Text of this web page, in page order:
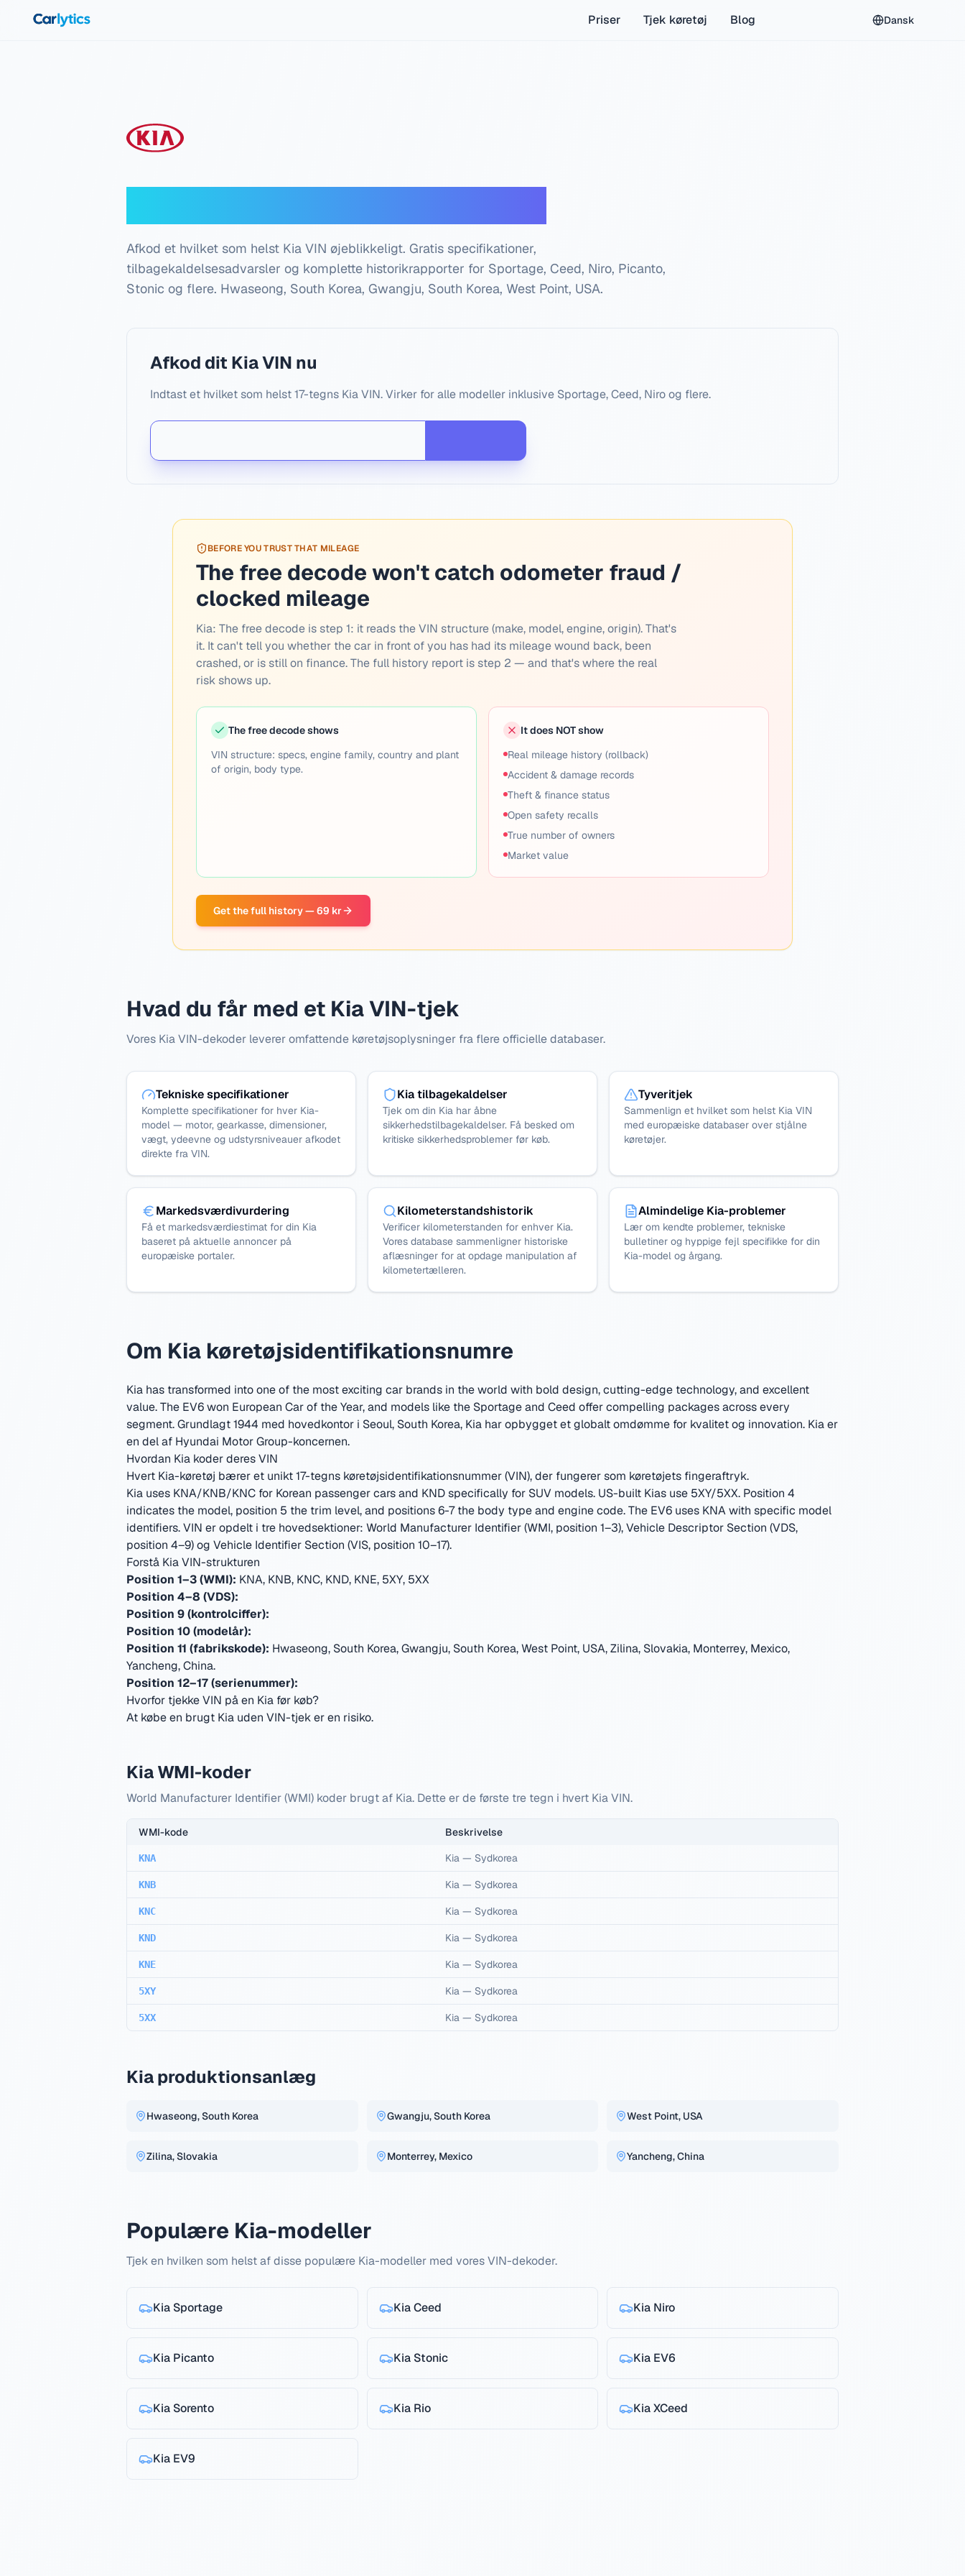
Priser
Tjek køretøj Blog Dansk
Afkod et hvilket som helst Kia VIN øjeblikkeligt. Gratis specifikationer,
tilbagekaldelsesadvarsler og komplette historikrapporter for Sportage, Ceed, Niro, Picanto,
Stonic og flere. Hwaseong, South Korea, Gwangju, South Korea, West Point, USA.
Afkod dit Kia VIN nu
Indtast et hvilket som helst 17-tegns Kia VIN. Virker for alle modeller inklusive Sportage, Ceed, Niro og flere.
BEFORE YOU TRUST THAT MILEAGE
The free decode won't catch odometer fraud /
clocked mileage
Kia: The free decode is step 1: it reads the VIN structure (make, model, engine, origin). That's
it. It can't tell you whether the car in front of you has had its mileage wound back, been
crashed, or is still on finance. The full history report is step 2 — and that's where the real
risk shows up.
The free decode shows
VIN structure: specs, engine family, country and plant
of origin, body type.
It does NOT show
Real mileage history (rollback)
Accident & damage records
Theft & finance status
Open safety recalls
True number of owners
Market value
Get the full history — 69 kr
Hvad du får med et Kia VIN-tjek
Vores Kia VIN-dekoder leverer omfattende køretøjsoplysninger fra flere officielle databaser.
Tekniske specifikationer
Komplette specifikationer for hver Kia-
model — motor, gearkasse, dimensioner,
vægt, ydeevne og udstyrsniveauer afkodet
direkte fra VIN.
Kia tilbagekaldelser
Tjek om din Kia har åbne
sikkerhedstilbagekaldelser. Få besked om
kritiske sikkerhedsproblemer før køb.
Tyveritjek
Sammenlign et hvilket som helst Kia VIN
med europæiske databaser over stjålne
køretøjer.
Markedsværdivurdering
Få et markedsværdiestimat for din Kia
baseret på aktuelle annoncer på
europæiske portaler.
Kilometerstandshistorik
Verificer kilometerstanden for enhver Kia.
Vores database sammenligner historiske
aflæsninger for at opdage manipulation af
kilometertælleren.
Almindelige Kia-problemer
Lær om kendte problemer, tekniske
bulletiner og hyppige fejl specifikke for din
Kia-model og årgang.
Om Kia køretøjsidentifikationsnumre
Kia has transformed into one of the most exciting car brands in the world with bold design, cutting-edge technology, and excellent
value. The EV6 won European Car of the Year, and models like the Sportage and Ceed offer compelling packages across every
segment.Grundlagt 1944 med hovedkontor i Seoul, South Korea, Kia har opbygget et globalt omdømme for kvalitet og innovation. Kia er
en del af Hyundai Motor Group-koncernen.
Hvordan Kia koder deres VIN
Hvert Kia-køretøj bærer et unikt 17-tegns køretøjsidentifikationsnummer (VIN), der fungerer som køretøjets fingeraftryk.
Kia uses KNA/KNB/KNC for Korean passenger cars and KND specifically for SUV models. US-built Kias use 5XY/5XX. Position 4
indicates the model, position 5 the trim level, and positions 6-7 the body type and engine code. The EV6 uses KNA with specific model
identifiers.VIN er opdelt i tre hovedsektioner: World Manufacturer Identifier (WMI, position 1–3), Vehicle Descriptor Section (VDS,
position 4–9) og Vehicle Identifier Section (VIS, position 10–17).
Forstå Kia VIN-strukturen
Position 1–3 (WMI): KNA, KNB, KNC, KND, KNE, 5XY, 5XX
Position 4–8 (VDS):
Position 9 (kontrolciffer):
Position 10 (modelår):
Position 11 (fabrikskode): Hwaseong, South Korea, Gwangju, South Korea, West Point, USA, Zilina, Slovakia, Monterrey, Mexico,
Yancheng, China.
Position 12–17 (serienummer):
Hvorfor tjekke VIN på en Kia før køb?
At købe en brugt Kia uden VIN-tjek er en risiko.
Kia WMI-koder
World Manufacturer Identifier (WMI) koder brugt af Kia. Dette er de første tre tegn i hvert Kia VIN.
WMI-kode Beskrivelse
KNA Kia — Sydkorea
KNB Kia — Sydkorea
KNC Kia — Sydkorea
KND Kia — Sydkorea
KNE Kia — Sydkorea
5XY Kia — Sydkorea
5XX Kia — Sydkorea
Kia produktionsanlæg
Hwaseong, South Korea Gwangju, South Korea West Point, USA
Zilina, Slovakia Monterrey, Mexico Yancheng, China
Populære Kia-modeller
Tjek en hvilken som helst af disse populære Kia-modeller med vores VIN-dekoder.
Kia Sportage Kia Ceed Kia Niro
Kia Picanto Kia Stonic Kia EV6
Kia Sorento Kia Rio Kia XCeed
Kia EV9